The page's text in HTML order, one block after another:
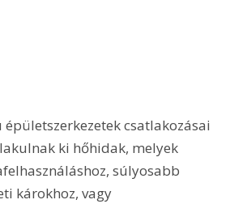
csatlakozásai
ki hőhidak, melyek
súlyosabb
károkhoz, vagy